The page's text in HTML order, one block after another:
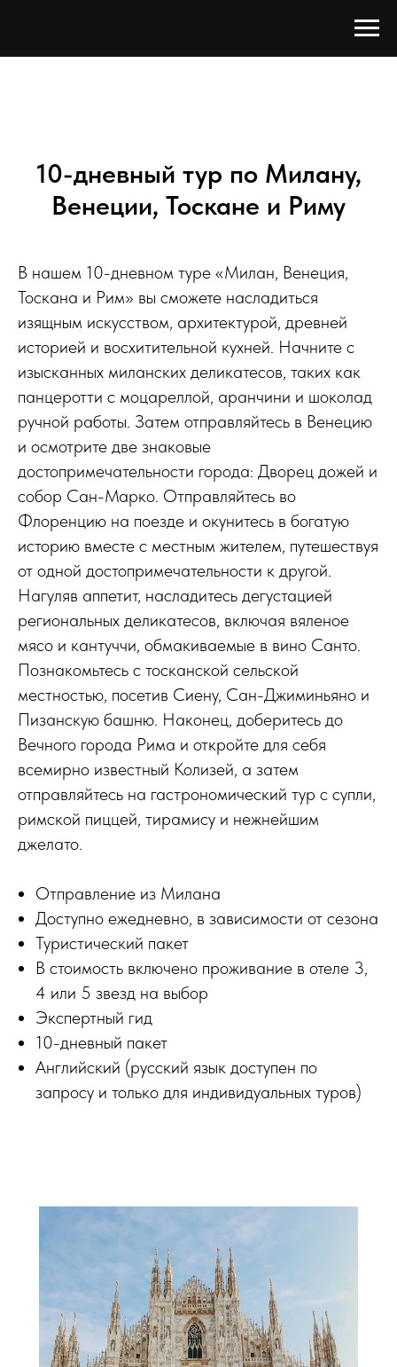
10-дневный тур по Милану,
Венеции, Тоскане и Риму
В нашем 10-дневном туре «Милан, Венеция,
Тоскана и Рим» вы сможете насладиться
изящным искусством, архитектурой, древней
историей и восхитительной кухней. Начните с
изысканных миланских деликатесов, таких как
панцеротти с моцареллой, аранчини и шоколад
ручной работы. Затем отправляйтесь в Венецию
и осмотрите две знаковые
достопримечательности города: Дворец дожей и
собор Сан-Марко. Отправляйтесь во
Флоренцию на поезде и окунитесь в богатую
историю вместе с местным жителем, путешествуя
от одной достопримечательности к другой.
Нагуляв аппетит, насладитесь дегустацией
региональных деликатесов, включая вяленое
мясо и кантуччи, обмакиваемые в вино Санто.
Познакомьтесь с тосканской сельской
местностью, посетив Сиену, Сан-Джиминьяно и
Пизанскую башню. Наконец, доберитесь до
Вечного города Рима и откройте для себя
всемирно известный Колизей, а затем
отправляйтесь на гастрономический тур с супли,
римской пиццей, тирамису и нежнейшим
джелато.
Отправление из Милана
Доступно ежедневно, в зависимости от сезона
Туристический пакет
В стоимость включено проживание в отеле 3,
4 или 5 звезд на выбор
Экспертный гид
10-дневный пакет
Английский (русский язык доступен по
запросу и только для индивидуальных туров)